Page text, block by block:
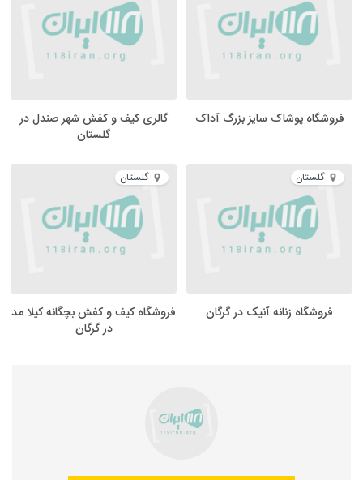
فروشگاه پوشاک سایز بزرگ آداک
گالری کیف و کفش شهر صندل در
گلستان
گلستان
فروشگاه زنانه آنیک در گرگان
گلستان
فروشگاه کیف و کفش بچگانه کیلا مد
در گرگان